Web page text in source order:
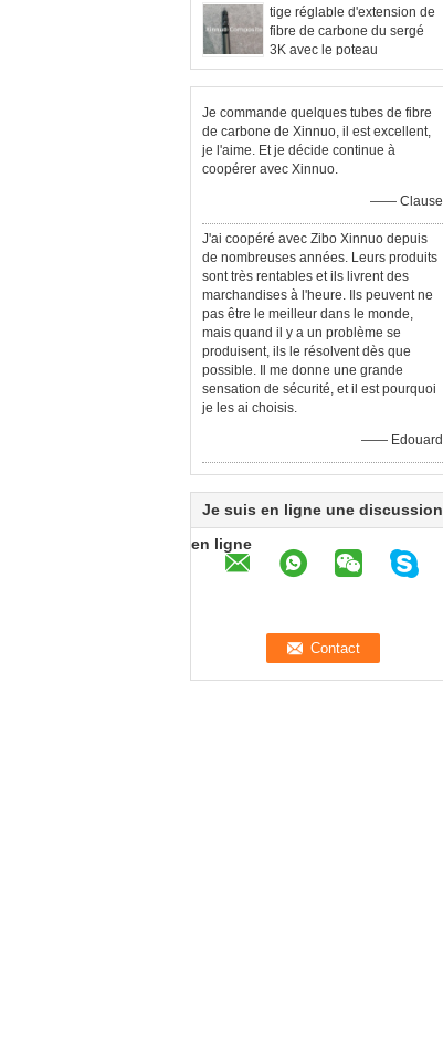
tige réglable d'extension de
fibre de carbone du sergé
3K avec le poteau
télescopique anodisé de
torsion de serrure en
aluminium de bride
Je commande quelques tubes de fibre
de carbone de Xinnuo, il est excellent,
je l'aime. Et je décide continue à
coopérer avec Xinnuo.
—— Clause
J'ai coopéré avec Zibo Xinnuo depuis
de nombreuses années. Leurs produits
sont très rentables et ils livrent des
marchandises à l'heure. Ils peuvent ne
pas être le meilleur dans le monde,
mais quand il y a un problème se
produisent, ils le résolvent dès que
possible. Il me donne une grande
sensation de sécurité, et il est pourquoi
je les ai choisis.
—— Edouard
Je suis en ligne une discussion
en ligne